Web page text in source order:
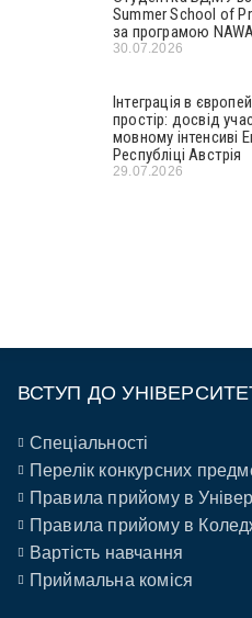
Summer School of
за програмою
30.07.2026
Інтеграція в
простір: досвід
мовному інтенсиві
Республіці Австрія
29.07.2026
ВСТУП ДО
Спеціальності
Перелік конкурсних
Правила прийому в
Правила прийому в
Вартість навчання
Приймальна коміся